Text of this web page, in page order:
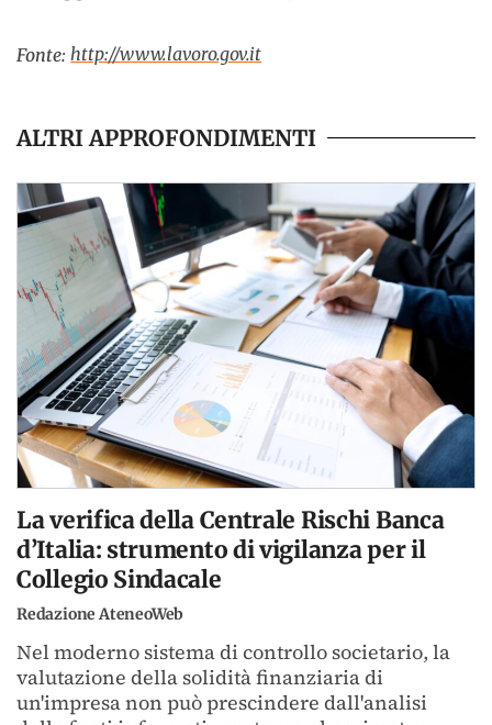
Fonte: http://www.lavoro.gov.it
ALTRI APPROFONDIMENTI
La verifica della Centrale Rischi Banca
d’Italia: strumento di vigilanza per il
Collegio Sindacale
Redazione AteneoWeb
Nel moderno sistema di controllo societario, la
valutazione della solidità finanziaria di
un'impresa non può prescindere dall'analisi